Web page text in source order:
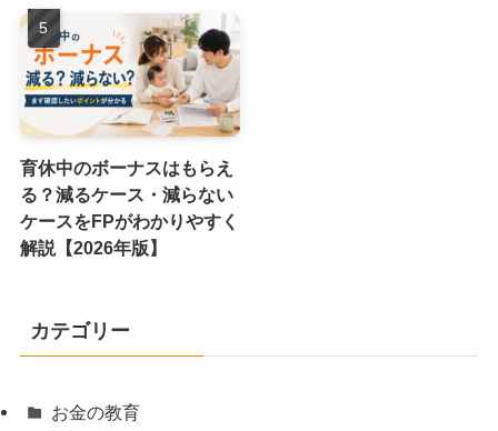
育休中のボーナスはもらえ
る？減るケース・減らない
ケースをFPがわかりやすく
解説【2026年版】
カテゴリー
お金の教育